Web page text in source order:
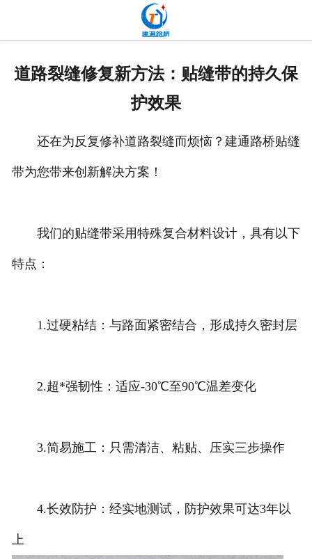
厂容厂貌
道路裂缝修复新方法：贴缝带的持久保
护效果
还在为反复修补道路裂缝而烦恼？建通路桥贴缝
带为您带来创新解决方案！
我们的贴缝带采用特殊复合材料设计，具有以下
特点：
1.过硬粘结：与路面紧密结合，形成持久密封层
2.超*强韧性：适应-30℃至90℃温差变化
3.简易施工：只需清洁、粘贴、压实三步操作
4.长效防护：经实地测试，防护效果可达3年以
上